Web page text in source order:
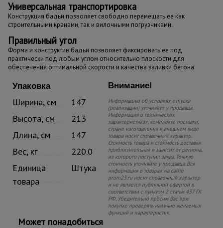
Универсальная транспортировка
Конструкция бадьи позволяет свободно перемещать ее как
строительными кранами, так и вилочными погрузчиками.
Правильный угол
Форма и конструктив бадьи позволяет фиксировать ее под
практически под любым углом относительно плоскости для
обеспечения оптимальной скорости и качества заливки бетона.
Упаковка
Ширина, см
147
Высота, см
213
Длина, см
147
Вес, кг
220.0
Единица
товара
Штука
Внимание!
Информацию об условиях отпуска
(реализации) уточняйте у продавца.
Информация о технических
характеристиках, комплекте поставки,
стране изготовления и внешнем виде
товара носит справочный характер.
Стоимость товара и стоимость доставки
приблизительная и зависит от региона,
из которого поступил заказ. Точную
стоимость уточняйте у продавца. Вся
информация о товарах на сайте
prom23.ru носит справочный характер
и не является публичной офертой в
соответствии с пунктом 2 статьи 437 ГК
РФ. Убедительно просим Вас при
покупке проверять наличие желаемых
функций и характеристик.
Может понадобиться